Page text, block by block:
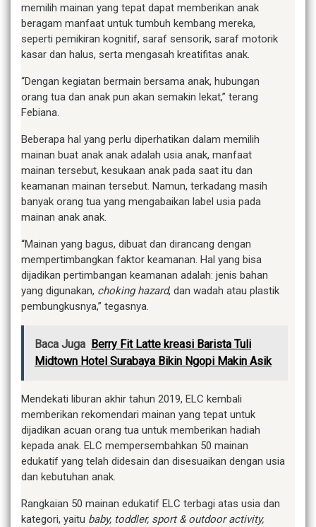
memilih mainan yang tepat dapat memberikan anak
beragam manfaat untuk tumbuh kembang mereka,
seperti pemikiran kognitif, saraf sensorik, saraf motorik
kasar dan halus, serta mengasah kreatifitas anak.
“Dengan kegiatan bermain bersama anak, hubungan
orang tua dan anak pun akan semakin lekat,” terang
Febiana.
Beberapa hal yang perlu diperhatikan dalam memilih
mainan buat anak anak adalah usia anak, manfaat
mainan tersebut, kesukaan anak pada saat itu dan
keamanan mainan tersebut. Namun, terkadang masih
banyak orang tua yang mengabaikan label usia pada
mainan anak anak.
“Mainan yang bagus, dibuat dan dirancang dengan
mempertimbangkan faktor keamanan. Hal yang bisa
dijadikan pertimbangan keamanan adalah: jenis bahan
yang digunakan, choking hazard, dan wadah atau plastik
pembungkusnya,” tegasnya.
Baca Juga Berry Fit Latte kreasi Barista Tuli
Midtown Hotel Surabaya Bikin Ngopi Makin Asik
Mendekati liburan akhir tahun 2019, ELC kembali
memberikan rekomendari mainan yang tepat untuk
dijadikan acuan orang tua untuk memberikan hadiah
kepada anak. ELC mempersembahkan 50 mainan
edukatif yang telah didesain dan disesuaikan dengan usia
dan kebutuhan anak.
Rangkaian 50 mainan edukatif ELC terbagi atas usia dan
kategori, yaitu baby, toddler, sport & outdoor activity,